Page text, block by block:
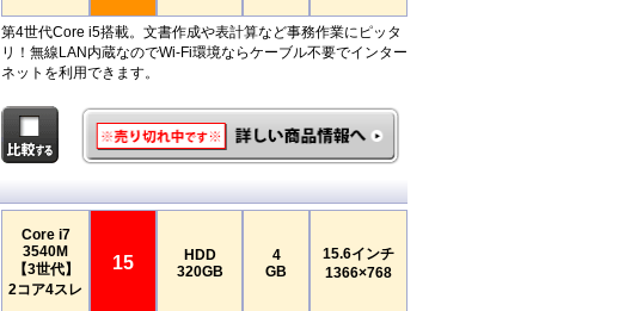
第4世代Core i5搭載。文書作成や表計算など事務作業にピッタ
リ！無線LAN内蔵なのでWi-Fi環境ならケーブル不要でインター
ネットを利用できます。
Core i7
3540M
【3世代】
2コア4スレ
15
HDD
320GB
4
GB
15.6インチ
1366×768